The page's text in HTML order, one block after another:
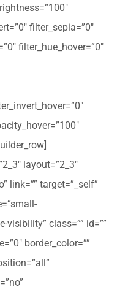
filter_sepia=”0″
filter_hue_hover=”0″
layout=”2_3″
link=”” target=”_self”
class=”” id=””
border_color=””